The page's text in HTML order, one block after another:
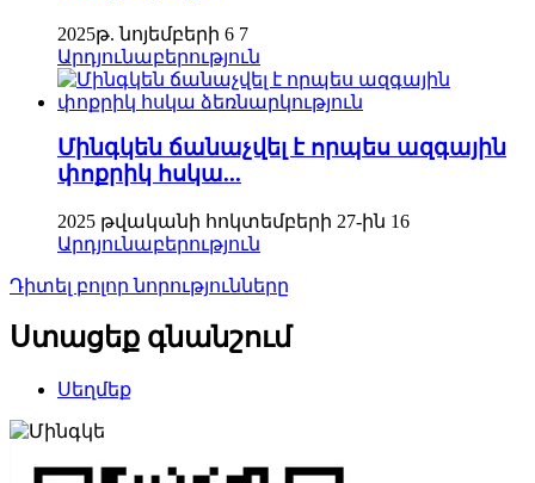
2025թ. նոյեմբերի 6 7
Արդյունաբերություն
Մինգկեն ճանաչվել է որպես ազգային
փոքրիկ հսկա...
2025 թվականի հոկտեմբերի 27-ին 16
Արդյունաբերություն
Դիտել բոլոր նորությունները
Ստացեք գնանշում
Սեղմեք